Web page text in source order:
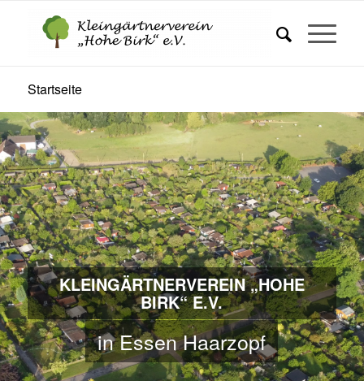
Startseite
KLEINGÄRTNERVEREIN „HOHE
BIRK“ E.V.
in Essen Haarzopf